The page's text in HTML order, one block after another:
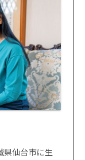
県仙台市に生